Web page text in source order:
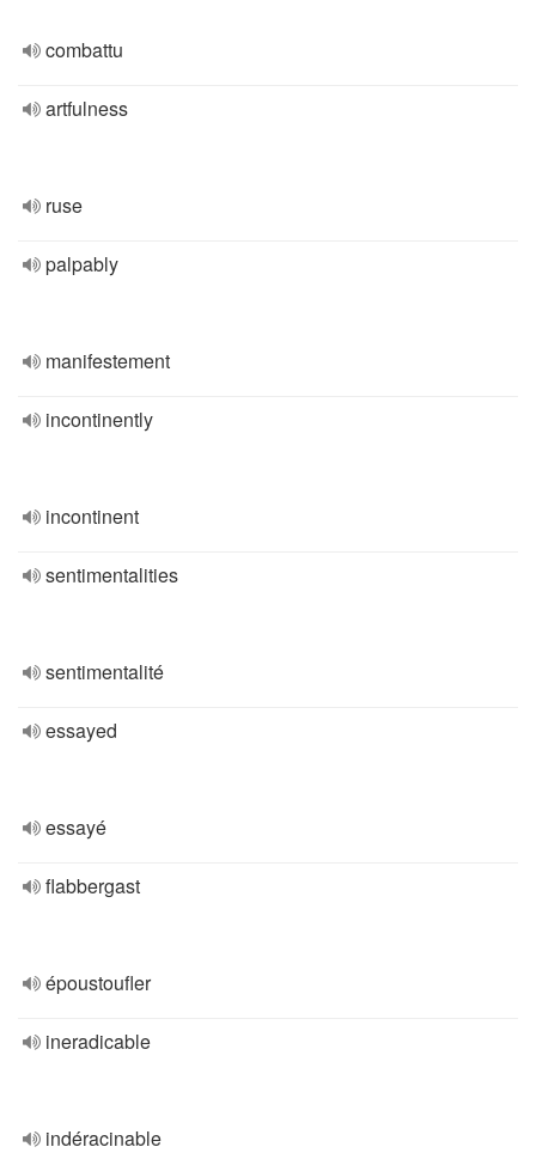
combattu
artfulness
ruse
palpably
manifestement
incontinently
incontinent
sentimentalities
sentimentalité
essayed
essayé
flabbergast
époustoufler
ineradicable
indéracinable